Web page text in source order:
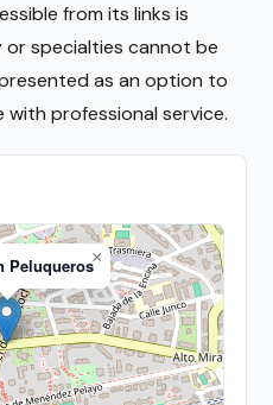
from its links is
specialties cannot be
as an option to
professional service.
Peluqueros×